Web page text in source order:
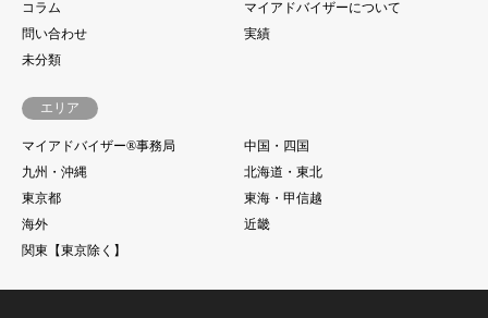
コラム
マイアドバイザーについて
問い合わせ
実績
未分類
エリア
マイアドバイザー®事務局
中国・四国
九州・沖縄
北海道・東北
東京都
東海・甲信越
海外
近畿
関東【東京除く】